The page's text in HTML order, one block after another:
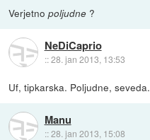
Verjetnopoljudne ?
NeDiCaprio
::28. jan 2013, 13:53
Uf, tipkarska. Poljudne, seveda.
Manu
::28. jan 2013, 15:08